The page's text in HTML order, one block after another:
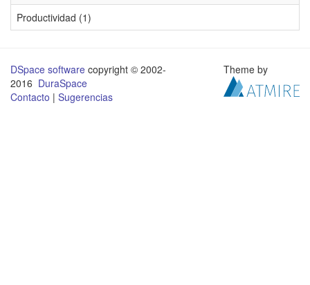
Productividad (1)
DSpace software copyright © 2002-
2016 DuraSpace
Contacto | Sugerencias
Theme by